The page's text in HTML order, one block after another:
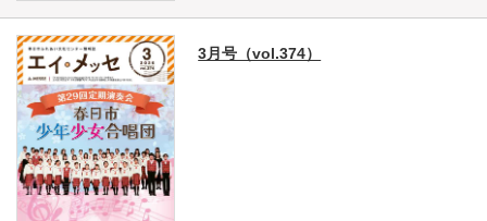
3月号（vol.374）